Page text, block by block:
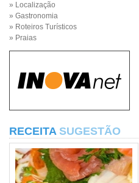
» Localização
» Gastronomia
» Roteiros Turísticos
» Praias
RECEITA SUGESTÃO